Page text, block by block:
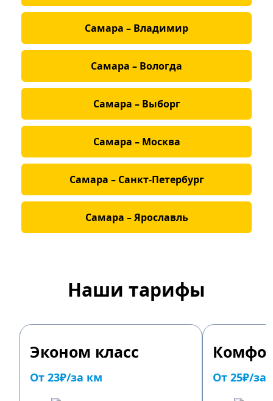
Самара – Владимир
Самара – Вологда
Самара – Выборг
Самара – Москва
Самара – Санкт‑Петербург
Самара – Ярославль
Наши тарифы
Эконом класс
От 23₽/за км От 25₽/за